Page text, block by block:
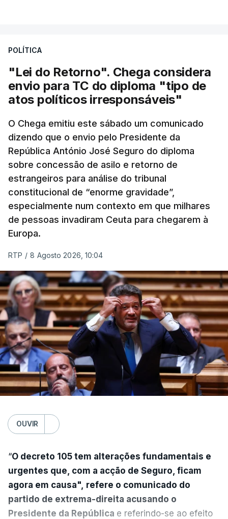
POLÍTICA
"Lei do Retorno". Chega considera
envio para TC do diploma "tipo de
atos políticos irresponsáveis"
O Chega emitiu este sábado um comunicado
dizendo que o envio pelo Presidente da
República António José Seguro do diploma
sobre concessão de asilo e retorno de
estrangeiros para análise do tribunal
constitucional de “enorme gravidade”,
especialmente num contexto em que milhares
de pessoas invadiram Ceuta para chegarem à
Europa.
RTP / 8 Agosto 2026, 10:04
OUVIR
“O decreto 105 tem alterações fundamentais e
urgentes que, com a acção de Seguro, ficam
agora em causa", refere o comunicado do
partido de extrema-direita acusando o
Presidente da República e referindo-se ao efeito